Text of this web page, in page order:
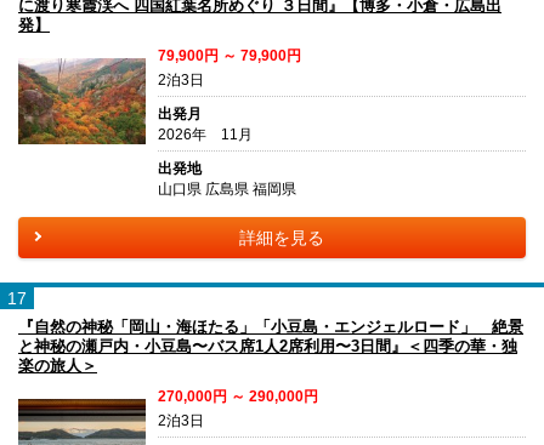
に渡り寒霞渓へ 四国紅葉名所めぐり ３日間』【博多・小倉・広島出
発】
79,900円 ～ 79,900円
2泊3日
出発月
2026年 11月
出発地
山口県 広島県 福岡県
詳細を見る
17
『自然の神秘「岡山・海ほたる」「小豆島・エンジェルロード」 絶景
と神秘の瀬戸内・小豆島〜バス席1人2席利用〜3日間』＜四季の華・独
楽の旅人＞
270,000円 ～ 290,000円
2泊3日